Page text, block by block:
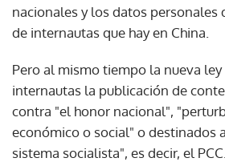
nacionales y los datos personales
de internautas que hay en China.
Pero al mismo tiempo la nueva
internautas la publicación de
contra "el honor nacional",
económico o social" o destinados
sistema socialista", es decir, el PCC.